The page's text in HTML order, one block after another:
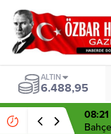
islami
chat
omegla
türk
sohbet
cinsel
sohbet
dini
chat
ALTIN
6.488,95
08:21